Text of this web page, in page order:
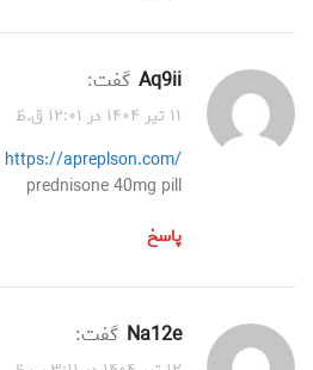
aq9ii گفت:
۱۱ تیر ۱۴۰۴ در ۱۲:۰۱ ق.ظ
https://apreplson.com/
prednisone 40mg pill
پاسخ
na12e گفت: